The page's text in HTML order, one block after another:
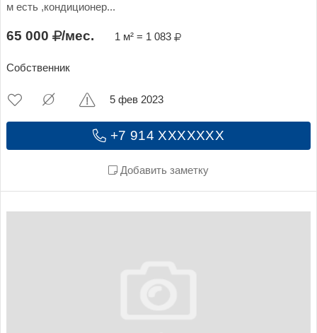
м есть ,кондиционер...
65 000 /мес. 1 м² = 1 083
Собственник
+7 914 XXXXXXX
Добавить заметку
5 фев 2023